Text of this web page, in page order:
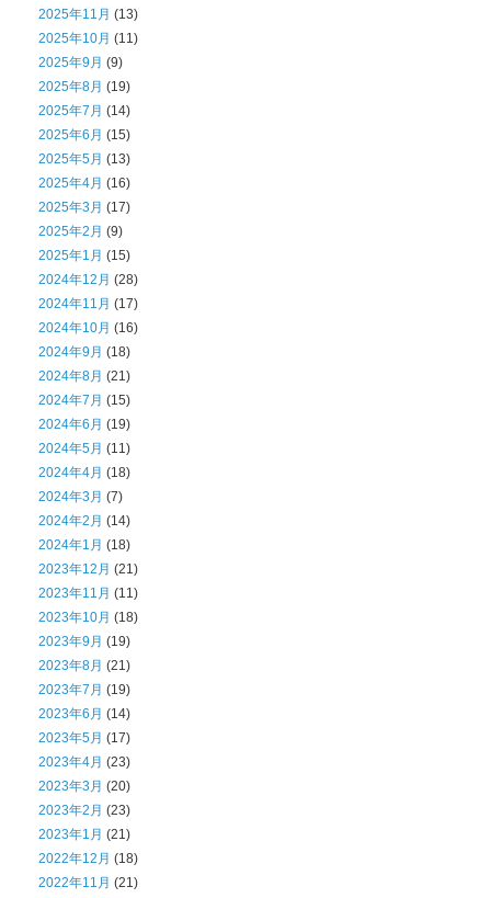
2025年11月 (13)
2025年10月 (11)
2025年9月 (9)
2025年8月 (19)
2025年7月 (14)
2025年6月 (15)
2025年5月 (13)
2025年4月 (16)
2025年3月 (17)
2025年2月 (9)
2025年1月 (15)
2024年12月 (28)
2024年11月 (17)
2024年10月 (16)
2024年9月 (18)
2024年8月 (21)
2024年7月 (15)
2024年6月 (19)
2024年5月 (11)
2024年4月 (18)
2024年3月 (7)
2024年2月 (14)
2024年1月 (18)
2023年12月 (21)
2023年11月 (11)
2023年10月 (18)
2023年9月 (19)
2023年8月 (21)
2023年7月 (19)
2023年6月 (14)
2023年5月 (17)
2023年4月 (23)
2023年3月 (20)
2023年2月 (23)
2023年1月 (21)
2022年12月 (18)
2022年11月 (21)